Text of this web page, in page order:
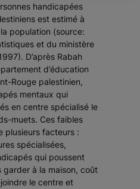
handicapées
est estimé à
population (source:
et du ministère
D’après Rabah
d’éducation
Rouge palestinien,
mentaux qui
en centre spécialisé le
muets. Ces faibles
plusieurs facteurs :
spécialisées,
qui poussent
garder à la maison, coût
le centre et